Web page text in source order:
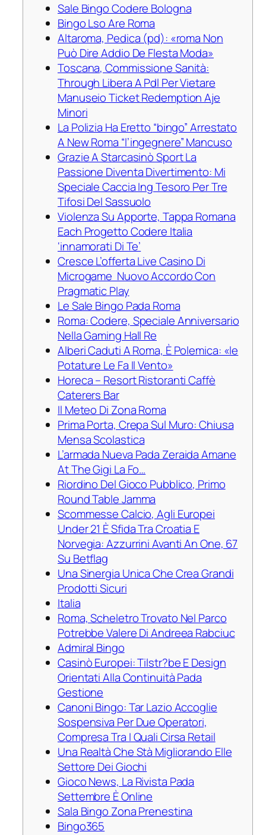
Sale Bingo Codere Bologna
Bingo Lso Are Roma
Altaroma, Pedica (pd): «roma Non
Può Dire Addio De Flesta Moda»
Toscana, Commissione Sanità:
Through Libera A Pdl Per Vietare
Manuseio Ticket Redemption Aje
Minori
La Polizia Ha Eretto “bingo” Arrestato
A New Roma “l’ingegnere” Mancuso
Grazie A Starcasinò Sport La
Passione Diventa Divertimento: Mi
Speciale Caccia Ing Tesoro Per Tre
Tifosi Del Sassuolo
Violenza Su Apporte, Tappa Romana
Each Progetto Codere Italia
‘innamorati Di Te’
Cresce L’offerta Live Casino Di
Microgame Nuovo Accordo Con
Pragmatic Play
Le Sale Bingo Pada Roma
Roma: Codere, Speciale Anniversario
Nella Gaming Hall Re
Alberi Caduti A Roma, È Polemica: «le
Potature Le Fa Il Vento»
Horeca – Resort Ristoranti Caffè
Caterers Bar
Il Meteo Di Zona Roma
Prima Porta, Crepa Sul Muro: Chiusa
Mensa Scolastica
L’armada Nueva Pada Zeraida Amane
At The Gigi La Fo…
Riordino Del Gioco Pubblico, Primo
Round Table Jamma
Scommesse Calcio, Agli Europei
Under 21 È Sfida Tra Croatia E
Norvegia: Azzurrini Avanti An One, 67
Su Betflag
Una Sinergia Unica Che Crea Grandi
Prodotti Sicuri
Italia
Roma, Scheletro Trovato Nel Parco
Potrebbe Valere Di Andreea Rabciuc
Admiral Bingo
Casinò Europei: Tilstr?be E Design
Orientati Alla Continuità Pada
Gestione
Canoni Bingo: Tar Lazio Accoglie
Sospensiva Per Due Operatori,
Compresa Tra I Quali Cirsa Retail
Una Realtà Che Stà Migliorando Elle
Settore Dei Giochi
Gioco News, La Rivista Pada
Settembre È Online
Sala Bingo Zona Prenestina
Bingo365